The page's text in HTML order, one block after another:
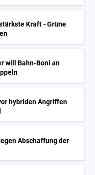
Kraft - Grüne
will Bahn-Boni an
hybriden Angriffen
Abschaffung der